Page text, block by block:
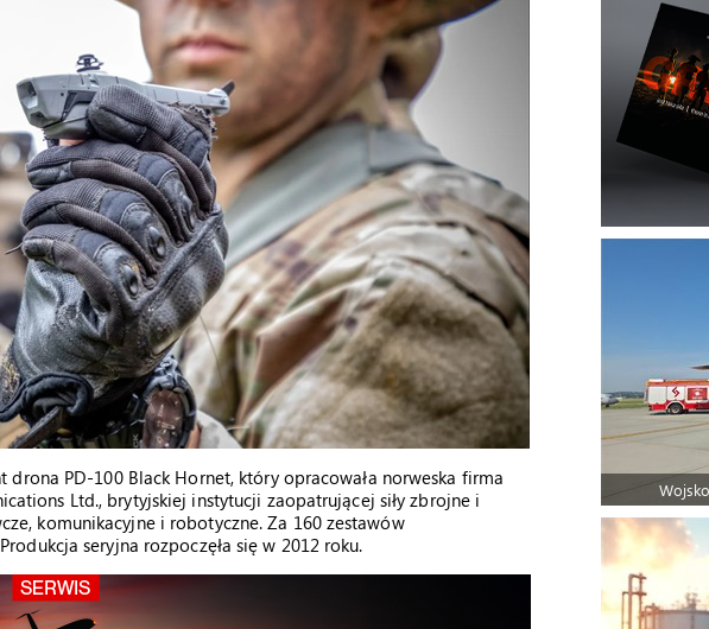
PD-100 Black Hornet, który opracowała norweska firma
Ltd., brytyjskiej instytucji zaopatrującej siły zbrojne i
komunikacyjne i robotyczne. Za 160 zestawów
seryjna rozpoczęła się w 2012 roku.